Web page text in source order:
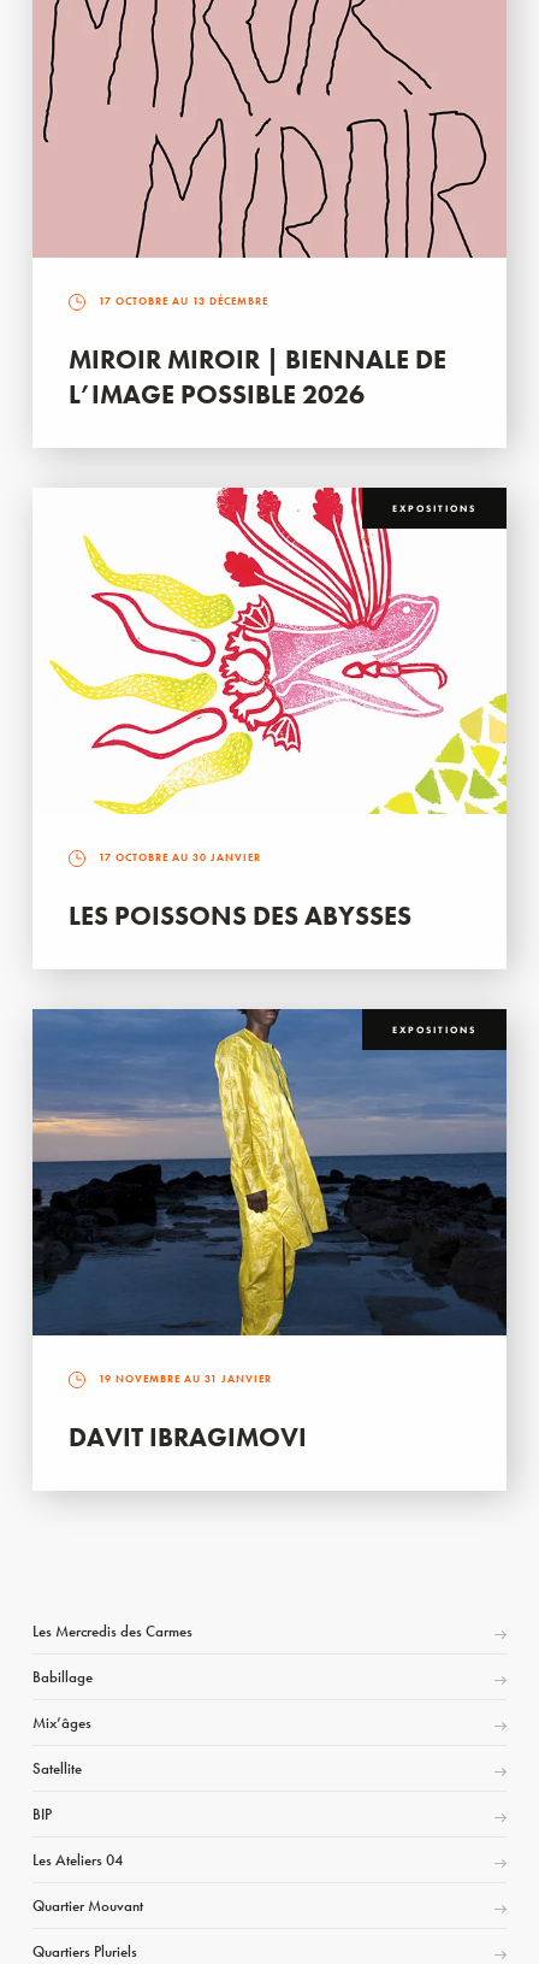
17 OCTOBRE AU 13 DÉCEMBRE
MIROIR MIROIR | BIENNALE DE
L’IMAGE POSSIBLE 2026
EXPOSITIONS
17 OCTOBRE AU 30 JANVIER
LES POISSONS DES ABYSSES
EXPOSITIONS
19 NOVEMBRE AU 31 JANVIER
DAVIT IBRAGIMOVI
Les Mercredis des Carmes
Babillage
Mix’âges
Satellite
BIP
Les Ateliers 04
Quartier Mouvant
Quartiers Pluriels